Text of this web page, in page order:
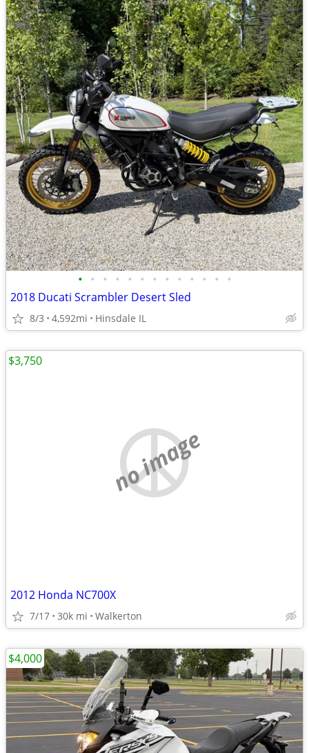
• • • • • • • • • • • • •
2018 Ducati Scrambler Desert Sled
8/3 4,592mi Hinsdale IL
no image
2012 Honda NC700X
7/17 30k mi Walkerton
$3,750
$4,000